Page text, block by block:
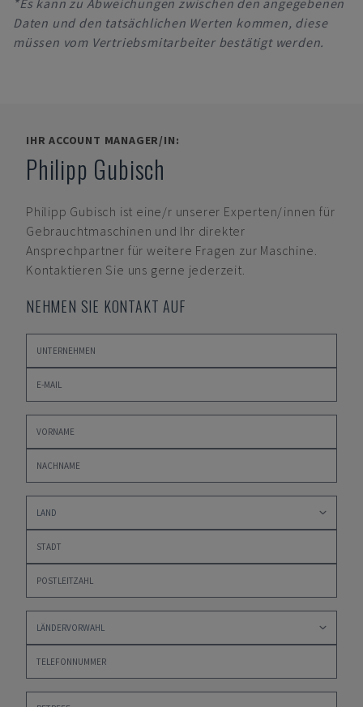
*Es kann zu Abweichungen zwischen den angegebenen
Daten und den tatsächlichen Werten kommen, diese
müssen vom Vertriebsmitarbeiter bestätigt werden.
IHR ACCOUNT MANAGER/IN:
Philipp Gubisch
Philipp Gubisch ist eine/r unserer Experten/innen für
Gebrauchtmaschinen und Ihr direkter
Ansprechpartner für weitere Fragen zur Maschine.
Kontaktieren Sie uns gerne jederzeit.
NEHMEN SIE KONTAKT AUF